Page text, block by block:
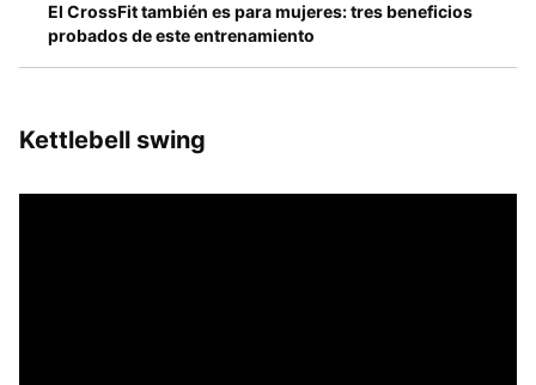
El CrossFit también es para mujeres: tres beneficios
probados de este entrenamiento
Kettlebell swing